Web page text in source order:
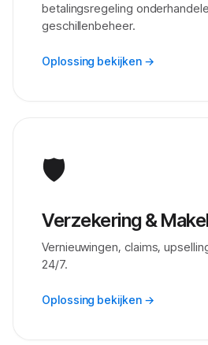
betalingsregeling
geschillenbeheer.
Oplossing bekijken →
🛡️
Verzekering &
Vernieuwingen, claims,
24/7.
Oplossing bekijken →